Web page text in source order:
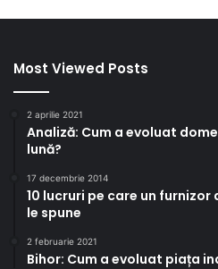
Most Viewed Posts
2 aprilie 2021
Analiză: Cum a evoluat
lună?
17 decembrie 2014
10 lucruri pe care un
le spune
2 februarie 2021
Bihor: Cum a evoluat piața